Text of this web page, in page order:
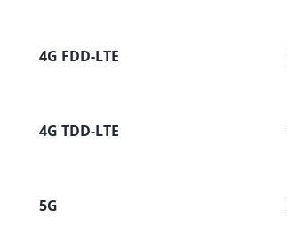
4G FDD-LTE
4G TDD-LTE
5G